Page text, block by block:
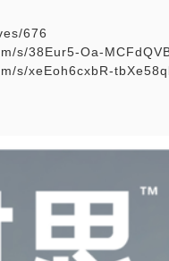
676
s/38Eur5-Oa-
s/xeEoh6cxbR-